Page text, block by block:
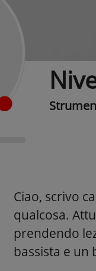
Ciao, scrivo
qualcosa.
prendendo
bassista e un